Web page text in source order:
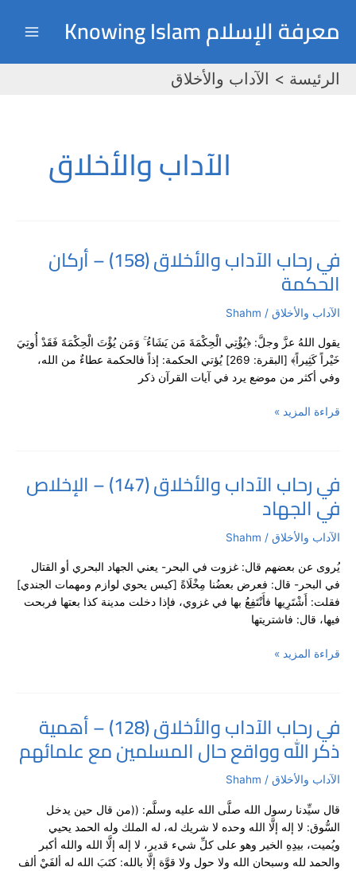
المحتوىمعرفة الإسلام Knowing Islam
الرئيسة الآداب والأخلاق
الآداب والأخلاق
في رحاب الآداب والأخلاق (158) – أركان
الحكمة
الآداب والأخلاق /
Shahm
يقول اللهُ عزَّ وجلَّ: ﴿يُؤْتِي الْحِكْمَةَ مَن يَشَاءُ ۚ وَمَن يُؤْتَ الْحِكْمَةَ فَقَدْ أُوتِيَ
خَيْراً كَثِيراً﴾ [البقرة: 269] يُؤتي الحكمة: إذاً فالحكمة عطاءٌ من الله،
وفي أكثر من موضع يرد في آيات القرآن ذكر
في
رحاب
الآداب
والأخلاق
–
أركان
الحكمة
قراءة المزيد »
في رحاب الآداب والأخلاق (147) – الإخلاص
في الجهاد​
الآداب والأخلاق /
Shahm
يُروى عن بعضهم قال: غزوت في البحر- يعني الجهاد البحري أو القتال
في البحر- قال: فعرض بعضُنا مِخْلَاةً [كيس يحوي لوازم ومهمات الجندي]
فقلت: أَشْتَرِيها فأَنْتَفِعُ بها في غزوي، فإذا دخلت مدينة كذا بعتها فربحت
فيها، قال: فاشتريتها
في
رحاب
الآداب
والأخلاق
–
الإخلاص
في
الجهاد​
قراءة المزيد »
في رحاب الآداب والأخلاق (128) – أهمية
ذكر الله وواقع حال المسلمين مع علمائهم
الآداب والأخلاق /
Shahm
قال سيِّدنا رسول الله صلَّى الله عليه وسلَّم: ((من قال حين يدخل
السُّوق: لا إله إلَّا الله وحده لا شريك له، له الملك وله الحمد يحيي
ويُميت، بيدِهِ الخير وهو على كلِّ شيء قدير، لا إله إلَّا الله والله أكبر
والحمد لله وسبحان الله ولا حول ولا قوَّة إلَّا بالله: كتَبَ الله له ألفَيْ ألف
في
رحاب
الآداب
والأخلاق
–
أهمية
ذكر
الله
pagination